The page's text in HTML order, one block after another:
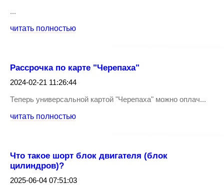
...
читать полностью
Рассрочка по карте "Черепаха"
2024-02-21 11:26:44
Теперь универсальной картой "Черепаха" можно оплач...
читать полностью
Что такое шорт блок двигателя (блок
цилиндров)?
2025-06-04 07:51:03